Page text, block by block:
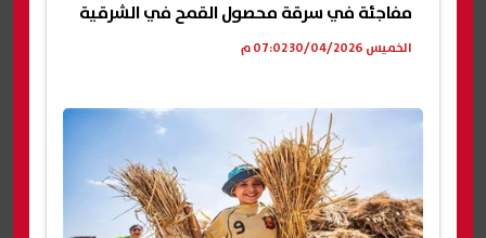
مفاجئة في سرقة محصول القمح في الشرقية
الخميس 30/04/2026 07:02 م